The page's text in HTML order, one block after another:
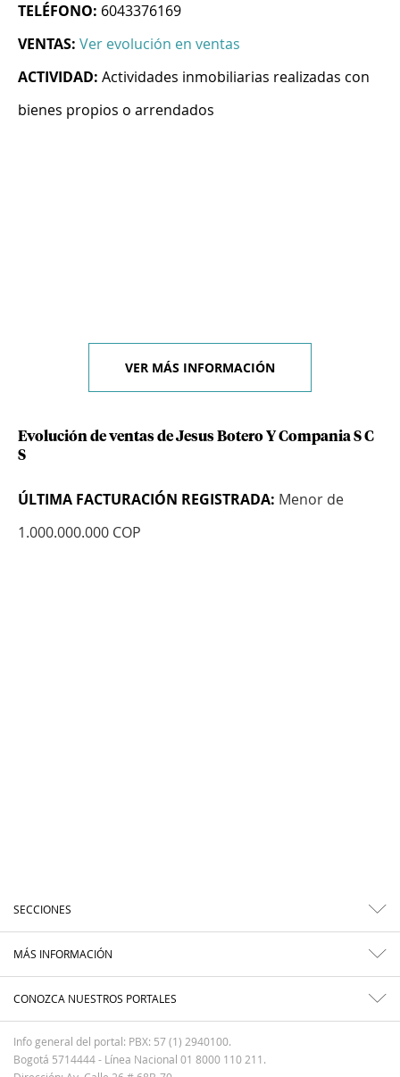
TELÉFONO: 6043376169
VENTAS: Ver evolución en ventas
ACTIVIDAD: Actividades inmobiliarias realizadas con
bienes propios o arrendados
VER MÁS INFORMACIÓN
Evolución de ventas de Jesus Botero Y Compania S C
S
ÚLTIMA FACTURACIÓN REGISTRADA: Menor de
1.000.000.000 COP
SECCIONES
MÁS INFORMACIÓN
CONOZCA NUESTROS PORTALES
Info general del portal: PBX: 57 (1) 2940100.
Bogotá 5714444 - Línea Nacional 01 8000 110 211.